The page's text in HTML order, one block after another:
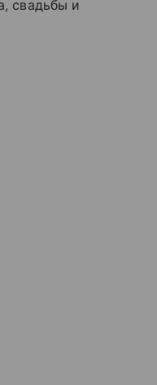
свадьбы и